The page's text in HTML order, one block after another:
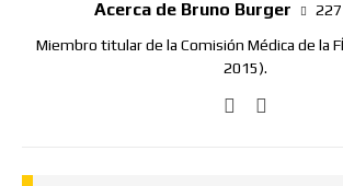
Acerca de Bruno Burger
Miembro titular de la Comisión Médica de la
2015).